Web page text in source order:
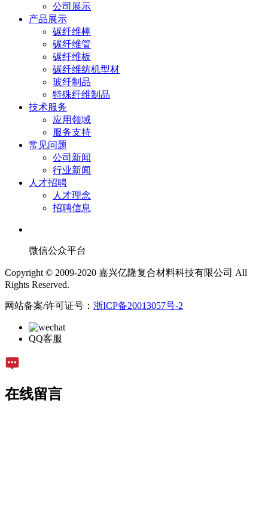
公司展示
产品展示
碳纤维棒
碳纤维管
碳纤维板
碳纤维纺机型材
玻纤制品
特殊纤维制品
技术服务
应用领域
服务支持
常见问题
公司新闻
行业新闻
人才招聘
人才理念
招聘信息
微信公众平台
Copyright © 2009-2020 嘉兴亿隆复合材料科技有限公司 All
Rights Reserved.
网站备案/许可证号： 浙ICP备20013057号-2
QQ客服
在线留言